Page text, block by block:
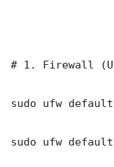
# 1. Firewall
sudo ufw
sudo ufw